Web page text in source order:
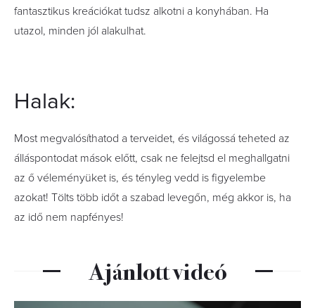
fantasztikus kreációkat tudsz alkotni a konyhában. Ha
utazol, minden jól alakulhat.
Halak:
Most megvalósíthatod a terveidet, és világossá teheted az
álláspontodat mások előtt, csak ne felejtsd el meghallgatni
az ő véleményüket is, és tényleg vedd is figyelembe
azokat! Tölts több időt a szabad levegőn, még akkor is, ha
az idő nem napfényes!
Ajánlott videó